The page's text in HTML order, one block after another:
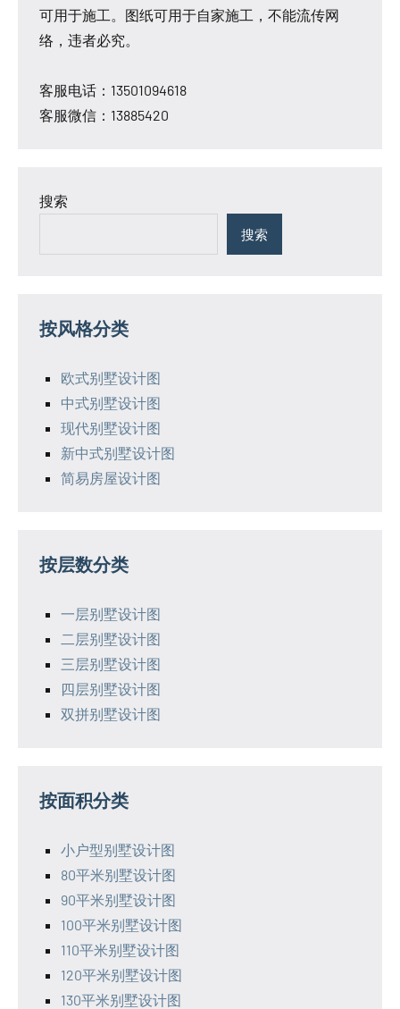
可用于施工。图纸可用于自家施工，不能流传网
络，违者必究。
客服电话：13501094618
客服微信：13885420
搜索
搜索
按风格分类
欧式别墅设计图
中式别墅设计图
现代别墅设计图
新中式别墅设计图
简易房屋设计图
按层数分类
一层别墅设计图
二层别墅设计图
三层别墅设计图
四层别墅设计图
双拼别墅设计图
按面积分类
小户型别墅设计图
80平米别墅设计图
90平米别墅设计图
100平米别墅设计图
110平米别墅设计图
120平米别墅设计图
130平米别墅设计图